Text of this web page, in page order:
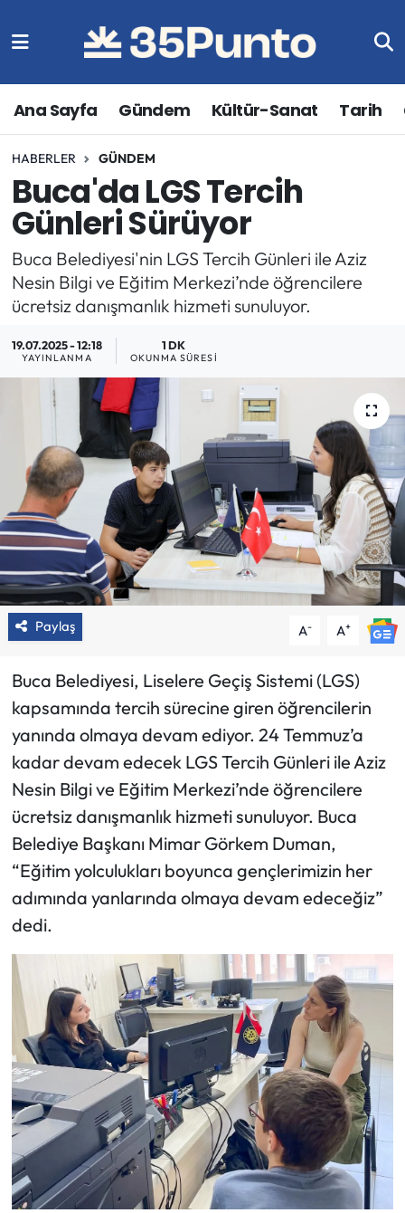
Ana Sayfa Gündem Kültür-Sanat Tarih
HABERLER GÜNDEM
Buca'da LGS Tercih
Günleri Sürüyor
Buca Belediyesi'nin LGS Tercih Günleri ile Aziz
Nesin Bilgi ve Eğitim Merkezi’nde öğrencilere
ücretsiz danışmanlık hizmeti sunuluyor.
19.07.2025 - 12:18
YAYINLANMA
1 DK
OKUNMA SÜRESI
Paylaş A- A+
Buca Belediyesi, Liselere Geçiş Sistemi (LGS)
kapsamında tercih sürecine giren öğrencilerin
yanında olmaya devam ediyor. 24 Temmuz’a
kadar devam edecek LGS Tercih Günleri ile Aziz
Nesin Bilgi ve Eğitim Merkezi’nde öğrencilere
ücretsiz danışmanlık hizmeti sunuluyor. Buca
Belediye Başkanı Mimar Görkem Duman,
“Eğitim yolculukları boyunca gençlerimizin her
adımında yanlarında olmaya devam edeceğiz”
dedi.